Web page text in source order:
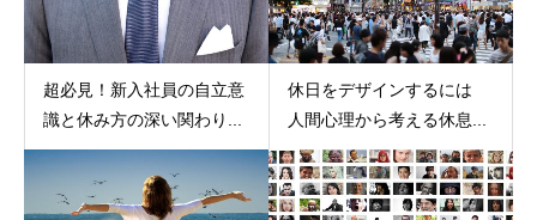
超必見！新入社員の自立意
識と休み方の深い関わり...
休日をデザインするには
人間心理から考える休息...